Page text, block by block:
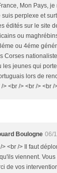
Mon Pays,
suis perplexe et
édités sur le site
ou
ou 4éme
Corses
les jeunes qui
lors de
> <br /> <br /> <br /
Boulogne 06/
> <br /> Il faut
viennent.
de vos